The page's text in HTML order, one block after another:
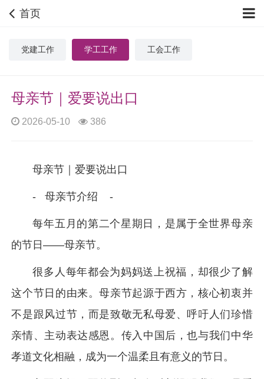
首页
党建工作 学工工作 工会工作
母亲节｜爱要说出口
2026-05-10 386
母亲节｜爱要说出口
- 母亲节介绍 -
每年五月的第二个星期日，是属于全世界母亲
的节日——母亲节。
很多人每年都会为妈妈送上祝福，却很少了解
这个节日的由来。母亲节起源于西方，核心初衷并
不是跟风过节，而是致敬无私母爱、呼吁人们珍惜
亲情、主动表达感恩。传入中国后，也与我们中华
孝道文化相融，成为一个温柔且有意义的节日。